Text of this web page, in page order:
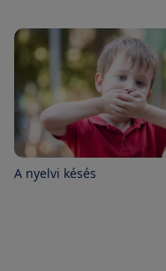
A nyelvi késés